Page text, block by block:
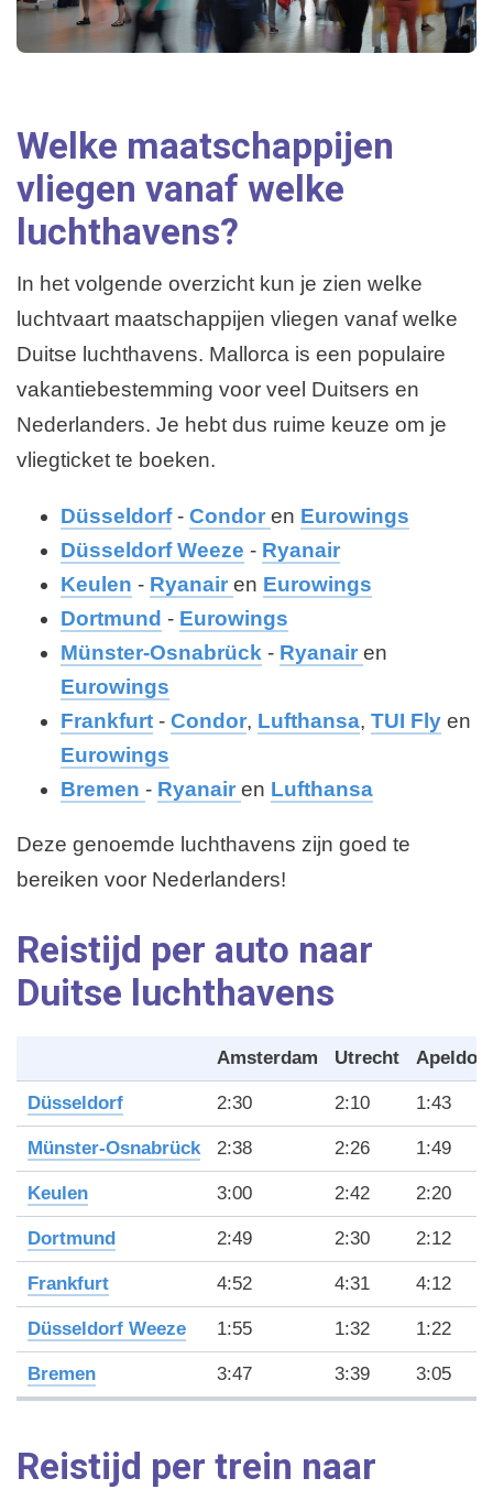
Welke maatschappijen
vliegen vanaf welke
luchthavens?
In het volgende overzicht kun je zien welke
luchtvaart maatschappijen vliegen vanaf welke
Duitse luchthavens. Mallorca is een populaire
vakantiebestemming voor veel Duitsers en
Nederlanders. Je hebt dus ruime keuze om je
vliegticket te boeken.
Düsseldorf - Condor en Eurowings
Düsseldorf Weeze - Ryanair
Keulen - Ryanair en Eurowings
Dortmund - Eurowings
Münster-Osnabrück - Ryanair en
Eurowings
Frankfurt - Condor, Lufthansa, TUI Fly en
Eurowings
Bremen - Ryanair en Lufthansa
Deze genoemde luchthavens zijn goed te
bereiken voor Nederlanders!
Reistijd per auto naar
Duitse luchthavens
Amsterdam Utrecht
Düsseldorf 2:30 2:10 1:43
Münster-Osnabrück 2:38 2:26 1:49
Keulen 3:00 2:42 2:20
Dortmund 2:49 2:30 2:12
Frankfurt 4:52 4:31 4:12
Düsseldorf Weeze 1:55 1:32 1:22
Bremen 3:47 3:39 3:05
Reistijd per trein naar